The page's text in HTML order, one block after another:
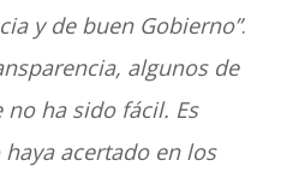
y de buen Gobierno”.
algunos de
ha sido fácil. Es
acertado en los